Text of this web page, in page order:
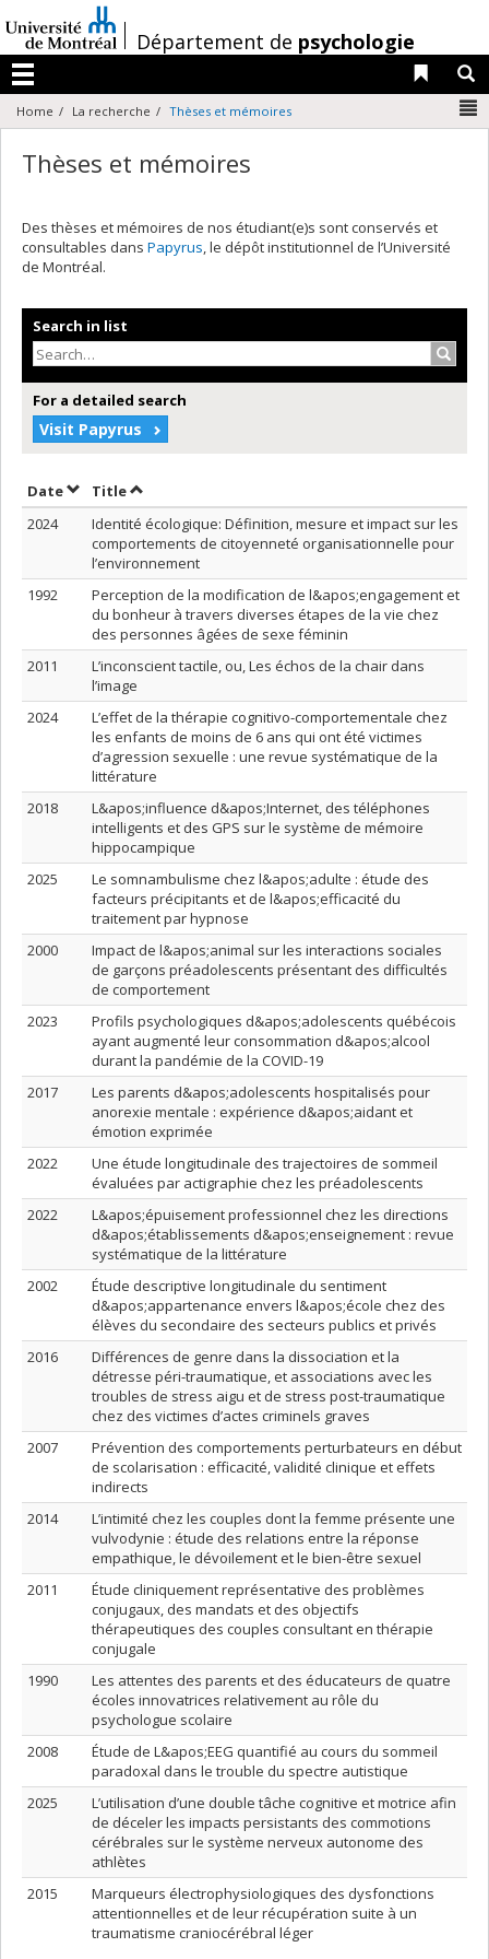
au
contenu
/Département de psychologie
Menu
Liens
Home La recherche Thèses et mémoires
Thèses et mémoires
Des thèses et mémoires de nos étudiant(e)s sont conservés et
consultables dans Papyrus, le dépôt institutionnel de l’Université
de Montréal.
Search in list
For a detailed search
Visit Papyrus
DateSort by date in ascending order
TitleSort by title in ascending order
2024
Identité écologique: Définition, mesure et impact sur les
comportements de citoyenneté organisationnelle pour
l’environnement
1992
Perception de la modification de l&apos;engagement et
du bonheur à travers diverses étapes de la vie chez
des personnes âgées de sexe féminin
2011
L’inconscient tactile, ou, Les échos de la chair dans
l’image
2024
L’effet de la thérapie cognitivo-comportementale chez
les enfants de moins de 6 ans qui ont été victimes
d’agression sexuelle : une revue systématique de la
littérature
2018
L&apos;influence d&apos;Internet, des téléphones
intelligents et des GPS sur le système de mémoire
hippocampique
2025
Le somnambulisme chez l&apos;adulte : étude des
facteurs précipitants et de l&apos;efficacité du
traitement par hypnose
2000
Impact de l&apos;animal sur les interactions sociales
de garçons préadolescents présentant des difficultés
de comportement
2023
Profils psychologiques d&apos;adolescents québécois
ayant augmenté leur consommation d&apos;alcool
durant la pandémie de la COVID-19
2017
Les parents d&apos;adolescents hospitalisés pour
anorexie mentale : expérience d&apos;aidant et
émotion exprimée
2022
Une étude longitudinale des trajectoires de sommeil
évaluées par actigraphie chez les préadolescents
2022
L&apos;épuisement professionnel chez les directions
d&apos;établissements d&apos;enseignement : revue
systématique de la littérature
2002
Étude descriptive longitudinale du sentiment
d&apos;appartenance envers l&apos;école chez des
élèves du secondaire des secteurs publics et privés
2016
Différences de genre dans la dissociation et la
détresse péri-traumatique, et associations avec les
troubles de stress aigu et de stress post-traumatique
chez des victimes d’actes criminels graves
2007
Prévention des comportements perturbateurs en début
de scolarisation : efficacité, validité clinique et effets
indirects
2014
L’intimité chez les couples dont la femme présente une
vulvodynie : étude des relations entre la réponse
empathique, le dévoilement et le bien-être sexuel
2011
Étude cliniquement représentative des problèmes
conjugaux, des mandats et des objectifs
thérapeutiques des couples consultant en thérapie
conjugale
1990
Les attentes des parents et des éducateurs de quatre
écoles innovatrices relativement au rôle du
psychologue scolaire
2008
Étude de L&apos;EEG quantifié au cours du sommeil
paradoxal dans le trouble du spectre autistique
2025
L’utilisation d’une double tâche cognitive et motrice afin
de déceler les impacts persistants des commotions
cérébrales sur le système nerveux autonome des
athlètes
2015
Marqueurs électrophysiologiques des dysfonctions
attentionnelles et de leur récupération suite à un
traumatisme craniocérébral léger